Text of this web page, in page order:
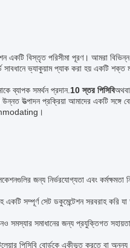
একটি বিস্তৃত পরিসীমা পূরণ। আমরা
সাবধানে ভ্যাকুয়াম প্যাক করা হয় একটি
ব্যাপক সমর্থন প্রদান. 10 স্তর পিসিবি
উত্পাদন প্রক্রিয়া আমাদের একটি সঙ্গে
জন্য নির্ভরযোগ্যতা এবং
একটি সম্পূর্ণ সেট ডকুমেন্টেশন সরবরাহ করি
সমস্যার সমাধানের জন্য প্রযুক্তিগত
পিসিবি বোর্ডকে একীভূত করতে বা